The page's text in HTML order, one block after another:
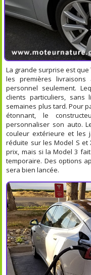
La grande surprise est
les premières
personnel seulement.
clients particuliers, sans
semaines plus tard. Pour
étonnant, le
personnaliser son auto.
couleur extérieure et les
réduite sur les Model S et
prix, mais si la Model 3
temporaire. Des options
sera bien lancée.